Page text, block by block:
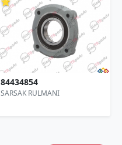
84434854
SARSAK RULMANI